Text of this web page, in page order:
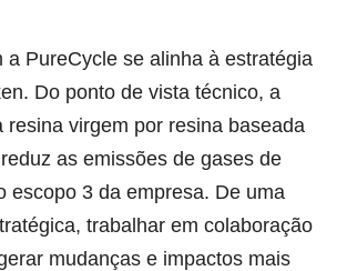
a PureCycle se alinha à estratégia
Do ponto de vista técnico, a
resina virgem por resina baseada
as emissões de gases de
escopo 3 da empresa. De uma
trabalhar em colaboração
mudanças e impactos mais